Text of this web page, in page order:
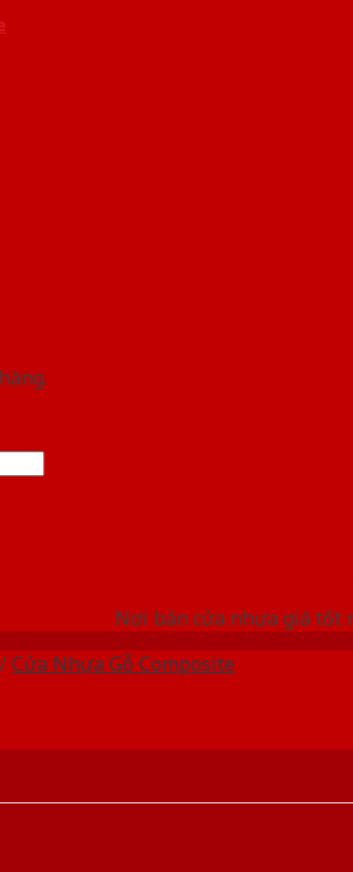
Nơi bán cửa nhựa giá tốt
/Cửa Nhựa Gỗ Composite